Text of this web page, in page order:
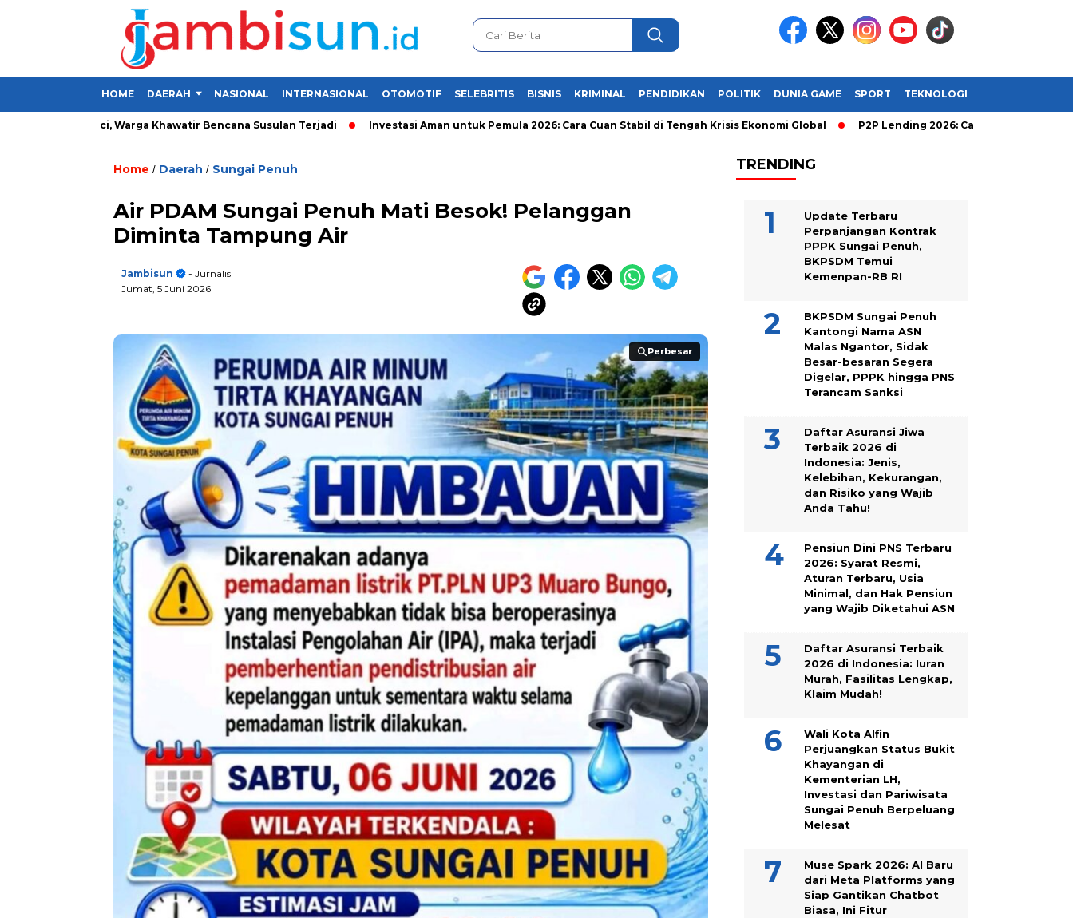
HOME DAERAH NASIONAL INTERNASIONAL OTOMOTIF SELEBRITIS BISNIS KRIMINAL PENDIDIKAN POLITIK DUNIA GAME SPORT TEKNOLOGI
di Kerinci, Warga Khawatir Bencana Susulan Terjadi Investasi Aman untuk Pemula 2026: Cara Cuan Stabil di Tengah Krisis Ekonomi Global P2P Lending 2026: Cara Cerdas Menghasilkan
Home / Daerah / Sungai Penuh
Air PDAM Sungai Penuh Mati Besok! Pelanggan
Diminta Tampung Air
Jambisun
- Jurnalis
Jumat, 5 Juni 2026
Perbesar
Perbesar
TRENDING
Update Terbaru
Perpanjangan Kontrak
PPPK Sungai Penuh,
BKPSDM Temui
Kemenpan-RB RI
BKPSDM Sungai Penuh
Kantongi Nama ASN
Malas Ngantor, Sidak
Besar-besaran Segera
Digelar, PPPK hingga PNS
Terancam Sanksi
Daftar Asuransi Jiwa
Terbaik 2026 di
Indonesia: Jenis,
Kelebihan, Kekurangan,
dan Risiko yang Wajib
Anda Tahu!
Pensiun Dini PNS Terbaru
2026: Syarat Resmi,
Aturan Terbaru, Usia
Minimal, dan Hak Pensiun
yang Wajib Diketahui ASN
Daftar Asuransi Terbaik
2026 di Indonesia: Iuran
Murah, Fasilitas Lengkap,
Klaim Mudah!
Wali Kota Alfin
Perjuangkan Status Bukit
Khayangan di
Kementerian LH,
Investasi dan Pariwisata
Sungai Penuh Berpeluang
Melesat
Muse Spark 2026: AI Baru
dari Meta Platforms yang
Siap Gantikan Chatbot
Biasa, Ini Fitur